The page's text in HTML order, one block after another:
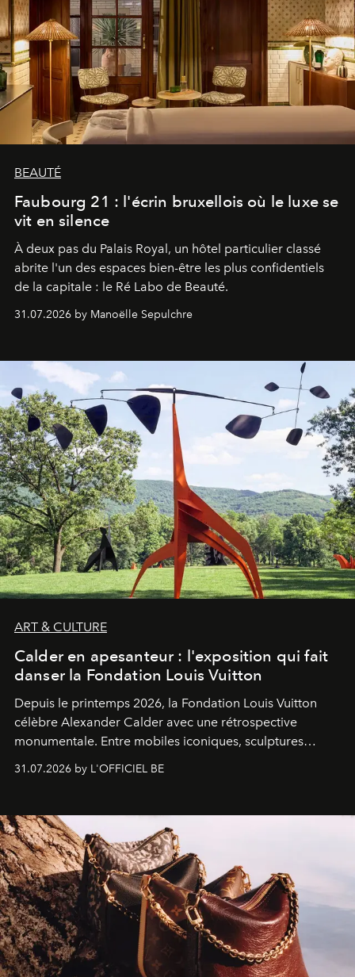
BEAUTÉ
Faubourg 21 : l'écrin bruxellois où le luxe se
vit en silence
À deux pas du Palais Royal, un hôtel particulier classé
abrite l'un des espaces bien-être les plus confidentiels
de la capitale : le Ré Labo de Beauté.
31.07.2026 by Manoëlle Sepulchre
ART & CULTURE
Calder en apesanteur : l'exposition qui fait
danser la Fondation Louis Vuitton
Depuis le printemps 2026, la Fondation Louis Vuitton
célèbre Alexander Calder avec une rétrospective
monumentale. Entre mobiles iconiques, sculptures
américain investit les espaces imaginés par Frank Gehry
sculpture.
31.07.2026 by L'OFFICIEL BE